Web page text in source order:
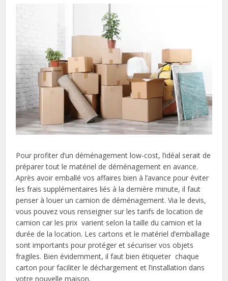
Pour profiter d’un déménagement low-cost, l’idéal serait de
préparer tout le matériel de déménagement en avance.
Après avoir emballé vos affaires bien à l’avance pour éviter
les frais supplémentaires liés à la dernière minute, il faut
penser à louer un camion de déménagement. Via le devis,
vous pouvez vous renseigner sur les tarifs de location de
camion car les prix varient selon la taille du camion et la
durée de la location. Les cartons et le matériel d’emballage
sont importants pour protéger et sécuriser vos objets
fragiles. Bien évidemment, il faut bien étiqueter chaque
carton pour faciliter le déchargement et l’installation dans
votre nouvelle maison.